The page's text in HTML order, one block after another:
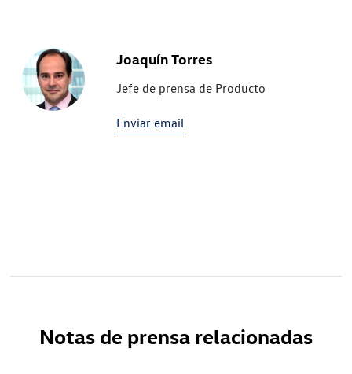
Joaquín Torres
Jefe de prensa de Producto
Enviar email
Notas de prensa relacionadas